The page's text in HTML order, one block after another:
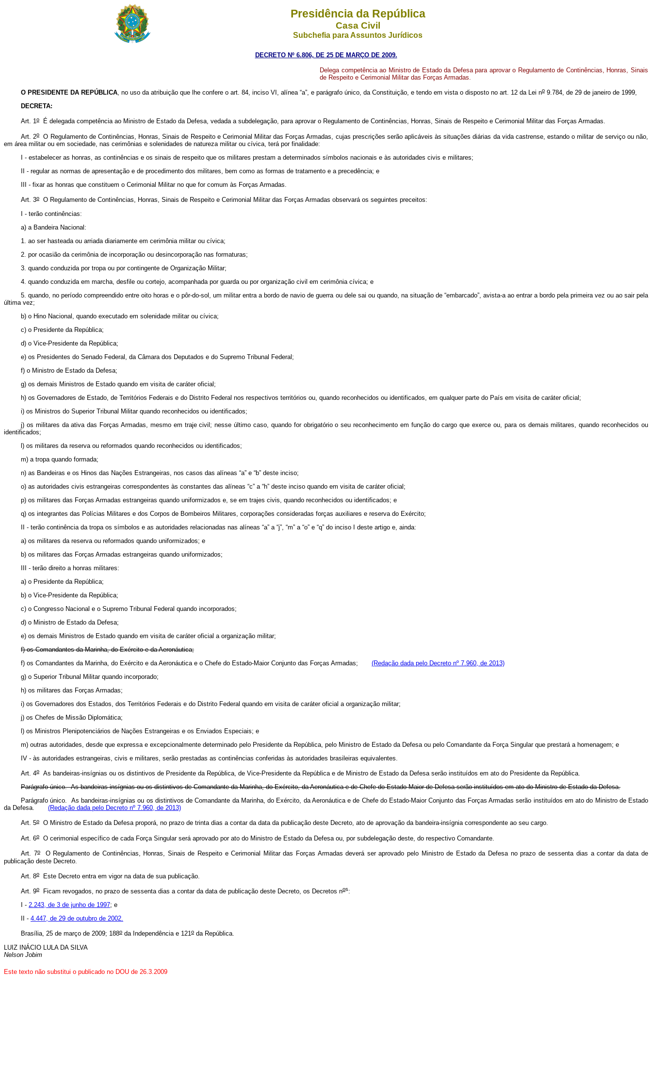
Presidência da República
Casa Civil
Subchefia para Assuntos Jurídicos
DECRETO Nº 6.806, DE 25 DE MARÇO DE 2009.
Delega competência ao Ministro de Estado da Defesa para aprovar o Regulamento de Continências, Honras, Sinais
de Respeito e Cerimonial Militar das Forças Armadas.
O PRESIDENTE DA REPÚBLICA, no uso da atribuição que lhe confere o art. 84, inciso VI, alínea “a”, e parágrafo único, da Constituição, e tendo em vista o disposto no art. 12 da Lei no 9.784, de 29 de janeiro de 1999,
DECRETA:
Art. 1o É delegada competência ao Ministro de Estado da Defesa, vedada a subdelegação, para aprovar o Regulamento de Continências, Honras, Sinais de Respeito e Cerimonial Militar das Forças Armadas.
Art. 2oO Regulamento de Continências, Honras, Sinais de Respeito e Cerimonial Militar das Forças Armadas, cujas prescrições serão aplicáveis às situações diárias da vida castrense, estando o militar de serviço ou não,
em área militar ou em sociedade, nas cerimônias e solenidades de natureza militar ou cívica, terá por finalidade:
I - estabelecer as honras, as continências e os sinais de respeito que os militares prestam a determinados símbolos nacionais e às autoridades civis e militares;
II - regular as normas de apresentação e de procedimento dos militares, bem como as formas de tratamento e a precedência; e
III - fixar as honras que constituem o Cerimonial Militar no que for comum às Forças Armadas.
Art. 3o
O Regulamento de Continências, Honras, Sinais de Respeito e Cerimonial Militar das Forças Armadas observará os seguintes preceitos:
I - terão continências:
a) a Bandeira Nacional:
1. ao ser hasteada ou arriada diariamente em cerimônia militar ou cívica;
2. por ocasião da cerimônia de incorporação ou desincorporação nas formaturas;
3. quando conduzida por tropa ou por contingente de Organização Militar;
4. quando conduzida em marcha, desfile ou cortejo, acompanhada por guarda ou por organização civil em cerimônia cívica; e
5. quando, no período compreendido entre oito horas e o pôr-do-sol, um militar entra a bordo de navio de guerra ou dele sai ou quando, na situação de “embarcado”, avista-a ao entrar a bordo pela primeira vez ou ao sair pela
última vez;
b) o Hino Nacional, quando executado em solenidade militar ou cívica;
c) o Presidente da República;
d) o Vice-Presidente da República;
e) os Presidentes do Senado Federal, da Câmara dos Deputados e do Supremo Tribunal Federal;
f) o Ministro de Estado da Defesa;
g) os demais Ministros de Estado quando em visita de caráter oficial;
h) os Governadores de Estado, de Territórios Federais e do Distrito Federal nos respectivos territórios ou, quando reconhecidos ou identificados, em qualquer parte do País em visita de caráter oficial;
i) os Ministros do Superior Tribunal Militar quando reconhecidos ou identificados;
j) os militares da ativa das Forças Armadas, mesmo em traje civil; nesse último caso, quando for obrigatório o seu reconhecimento em função do cargo que exerce ou, para os demais militares, quando reconhecidos ou
identificados;
l) os militares da reserva ou reformados quando reconhecidos ou identificados;
m) a tropa quando formada;
n) as Bandeiras e os Hinos das Nações Estrangeiras, nos casos das alíneas “a” e “b” deste inciso;
o) as autoridades civis estrangeiras correspondentes às constantes das alíneas “c” a “h” deste inciso quando em visita de caráter oficial;
p) os militares das Forças Armadas estrangeiras quando uniformizados e, se em trajes civis, quando reconhecidos ou identificados; e
q) os integrantes das Polícias Militares e dos Corpos de Bombeiros Militares, corporações consideradas forças auxiliares e reserva do Exército;
II - terão continência da tropa os símbolos e as autoridades relacionadas nas alíneas “a” a “j”, “m” a “o” e “q” do inciso I deste artigo e, ainda:
a) os militares da reserva ou reformados quando uniformizados; e
b) os militares das Forças Armadas estrangeiras quando uniformizados;
III - terão direito a honras militares:
a) o Presidente da República;
b) o Vice-Presidente da República;
c) o Congresso Nacional e o Supremo Tribunal Federal quando incorporados;
d) o Ministro de Estado da Defesa;
e) os demais Ministros de Estado quando em visita de caráter oficial a organização militar;
f) os Comandantes da Marinha, do Exército e da Aeronáutica;
f) os Comandantes da Marinha, do Exército e da Aeronáutica e o Chefe do Estado-Maior Conjunto das Forças Armadas; (Redação dada pelo Decreto nº 7.960, de 2013)
g) o Superior Tribunal Militar quando incorporado;
h) os militares das Forças Armadas;
i) os Governadores dos Estados, dos Territórios Federais e do Distrito Federal quando em visita de caráter oficial a organização militar;
j) os Chefes de Missão Diplomática;
l) os Ministros Plenipotenciários de Nações Estrangeiras e os Enviados Especiais; e
m) outras autoridades, desde que expressa e excepcionalmente determinado pelo Presidente da República, pelo Ministro de Estado da Defesa ou pelo Comandante da Força Singular que prestará a homenagem; e
IV - às autoridades estrangeiras, civis e militares, serão prestadas as continências conferidas às autoridades brasileiras equivalentes.
Art. 4o
As bandeiras-insígnias ou os distintivos de Presidente da República, de Vice-Presidente da República e de Ministro de Estado da Defesa serão instituídos em ato do Presidente da República.
Parágrafo único. As bandeiras-insígnias ou os distintivos de Comandante da Marinha, do Exército, da Aeronáutica e de Chefe do Estado-Maior de Defesa serão instituídos em ato do Ministro de Estado da Defesa.
Parágrafo único. As bandeiras-insígnias ou os distintivos de Comandante da Marinha, do Exército, da Aeronáutica e de Chefe do Estado-Maior Conjunto das Forças Armadas serão instituídos em ato do Ministro de Estado
da Defesa. (Redação dada pelo Decreto nº 7.960, de 2013)
Art. 5o O Ministro de Estado da Defesa proporá, no prazo de trinta dias a contar da data da publicação deste Decreto, ato de aprovação da bandeira-insígnia correspondente ao seu cargo.
Art. 6o O cerimonial específico de cada Força Singular será aprovado por ato do Ministro de Estado da Defesa ou, por subdelegação deste, do respectivo Comandante.
Art. 7oO Regulamento de Continências, Honras, Sinais de Respeito e Cerimonial Militar das Forças Armadas deverá ser aprovado pelo Ministro de Estado da Defesa no prazo de sessenta dias a contar da data de
publicação deste Decreto.
Art. 8o Este Decreto entra em vigor na data de sua publicação.
Art. 9o Ficam revogados, no prazo de sessenta dias a contar da data de publicação deste Decreto, os Decretos nos:
I - 2.243, de 3 de junho de 1997; e
II - 4.447, de 29 de outubro de 2002.
Brasília, 25 de março de 2009; 188o da Independência e 121o da República.
LUIZ INÁCIO LULA DA SILVA
Nelson Jobim
Este texto não substitui o publicado no DOU de 26.3.2009